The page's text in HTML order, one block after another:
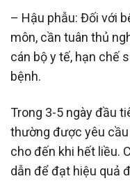
– Hậu phẫu: Đối với
môn, cần tuân thủ
cán bộ y tế, hạn chế
bệnh.
Trong 3-5 ngày đầu
thường được yêu
cho đến khi hết liều.
dẫn để đạt hiệu quả